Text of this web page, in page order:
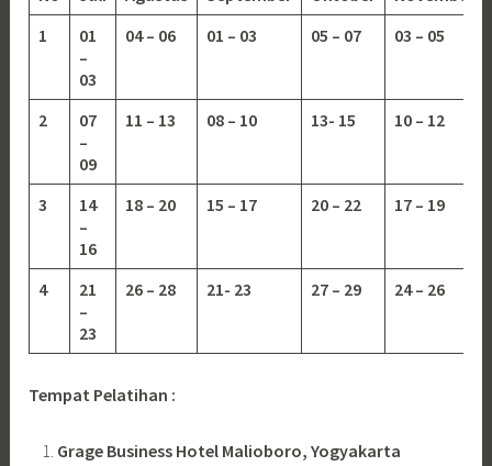
1
01
–
03
04 – 06 01 – 03 05 – 07 03 – 05
2
07
–
09
11 – 13 08 – 10 13- 15 10 – 12
3
14
–
16
18 – 20 15 – 17 20 – 22 17 – 19
4
21
–
23
26 – 28 21- 23 27 – 29 24 – 26
Tempat Pelatihan :
Grage Business Hotel Malioboro, Yogyakarta